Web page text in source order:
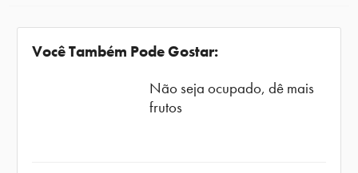
Você Também Pode Gostar:
Não seja ocupado, dê mais
frutos